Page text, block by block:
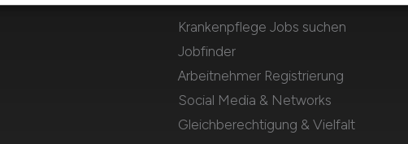
Krankenpflege Jobs suchen
Jobfinder
Arbeitnehmer Registrierung
Social Media & Networks
Gleichberechtigung & Vielfalt